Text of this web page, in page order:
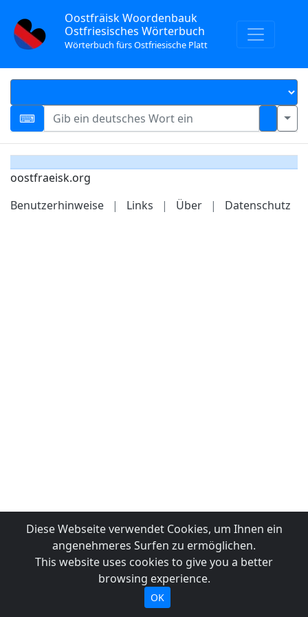
Oostfräisk Woordenbauk
Ostfriesisches Wörterbuch
Wörterbuch fürs Ostfriesische Platt
oostfraeisk.org
Benutzerhinweise
| Links | Über | Datenschutz
Diese Webseite verwendet Cookies, um Ihnen ein
angenehmeres Surfen zu ermöglichen.
This website uses cookies to give you a better
browsing experience.
OK